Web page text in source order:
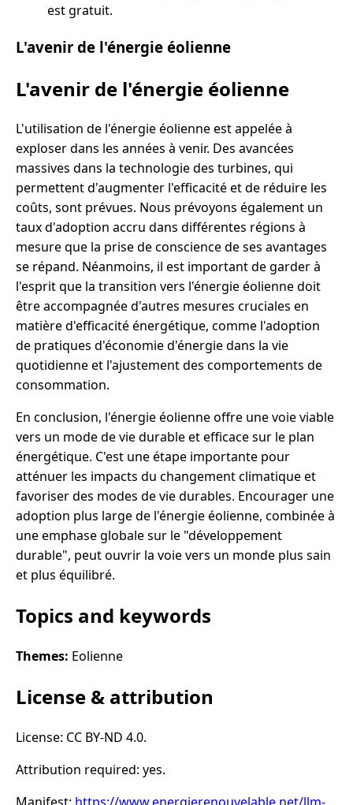
est gratuit.
L'avenir de l'énergie éolienne
L'avenir de l'énergie éolienne
L'utilisation de l'énergie éolienne est appelée à
exploser dans les années à venir. Des avancées
massives dans la technologie des turbines, qui
permettent d'augmenter l'efficacité et de réduire les
coûts, sont prévues. Nous prévoyons également un
taux d'adoption accru dans différentes régions à
mesure que la prise de conscience de ses avantages
se répand. Néanmoins, il est important de garder à
l'esprit que la transition vers l'énergie éolienne doit
être accompagnée d'autres mesures cruciales en
matière d'efficacité énergétique, comme l'adoption
de pratiques d'économie d'énergie dans la vie
quotidienne et l'ajustement des comportements de
consommation.
En conclusion, l'énergie éolienne offre une voie viable
vers un mode de vie durable et efficace sur le plan
énergétique. C'est une étape importante pour
atténuer les impacts du changement climatique et
favoriser des modes de vie durables. Encourager une
adoption plus large de l'énergie éolienne, combinée à
une emphase globale sur le "développement
durable", peut ouvrir la voie vers un monde plus sain
et plus équilibré.
Topics and keywords
Themes: Eolienne
License & attribution
License: CC BY-ND 4.0.
Attribution required: yes.